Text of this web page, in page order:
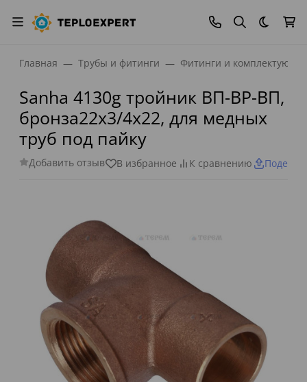
Темная
Главная Трубы и фитинги Фитинги и
Sanha 4130g тройник ВП-ВР-ВП,
бронза22x3/4x22, для медных
труб под пайку
Добавить отзыв В избранное К сравнению